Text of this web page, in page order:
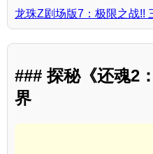
龙珠Z剧场版7：极限之战!!
### 探秘《还魂2
界